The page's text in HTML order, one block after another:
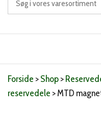
Forside >Shop>
reservedele >MTD